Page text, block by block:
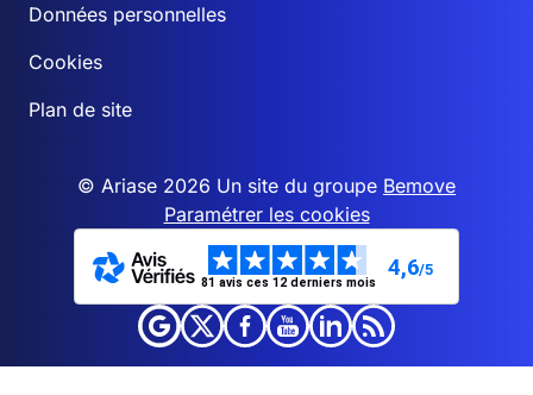
Données personnelles
Cookies
Plan de site
© Ariase 2026 Un site du groupe Bemove
Paramétrer les cookies
81 avis ces 12 derniers mois
4,6/5